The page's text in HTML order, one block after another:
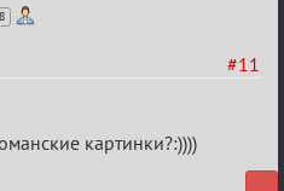
8
#11
картинки?:))))